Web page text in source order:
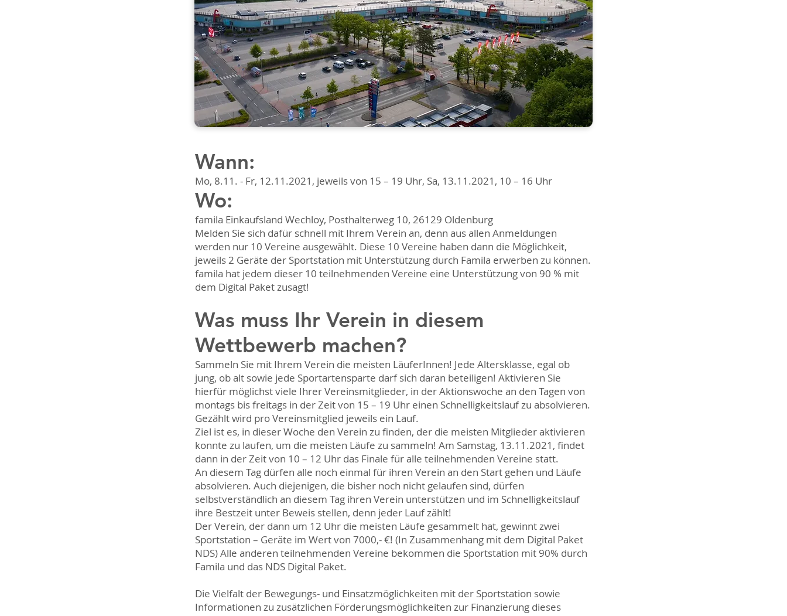
Wann:
Mo, 8.11. - Fr, 12.11.2021, jeweils von 15 – 19 Uhr, Sa, 13.11.2021, 10 – 16 Uhr
Wo:
famila Einkaufsland Wechloy, Posthalterweg 10, 26129 Oldenburg
Melden Sie sich dafür schnell mit Ihrem Verein an, denn aus allen Anmeldungen
werden nur 10 Vereine ausgewählt. Diese 10 Vereine haben dann die Möglichkeit,
jeweils 2 Geräte der Sportstation mit Unterstützung durch Famila erwerben zu können.
famila hat jedem dieser 10 teilnehmenden Vereine eine Unterstützung von 90 % mit
dem Digital Paket zusagt!
Was muss Ihr Verein in diesem
Wettbewerb machen?
Sammeln Sie mit Ihrem Verein die meisten LäuferInnen! Jede Altersklasse, egal ob
jung, ob alt sowie jede Sportartensparte darf sich daran beteiligen! Aktivieren Sie
hierfür möglichst viele Ihrer Vereinsmitglieder, in der Aktionswoche an den Tagen von
montags bis freitags in der Zeit von 15 – 19 Uhr einen Schnelligkeitslauf zu absolvieren.
Gezählt wird pro Vereinsmitglied jeweils ein Lauf.
Ziel ist es, in dieser Woche den Verein zu finden, der die meisten Mitglieder aktivieren
konnte zu laufen, um die meisten Läufe zu sammeln! Am Samstag, 13.11.2021, findet
dann in der Zeit von 10 – 12 Uhr das Finale für alle teilnehmenden Vereine statt.
An diesem Tag dürfen alle noch einmal für ihren Verein an den Start gehen und Läufe
absolvieren. Auch diejenigen, die bisher noch nicht gelaufen sind, dürfen
selbstverständlich an diesem Tag ihren Verein unterstützen und im Schnelligkeitslauf
ihre Bestzeit unter Beweis stellen, denn jeder Lauf zählt!
Der Verein, der dann um 12 Uhr die meisten Läufe gesammelt hat, gewinnt zwei
Sportstation – Geräte im Wert von 7000,- €! (In Zusammenhang mit dem Digital Paket
NDS) Alle anderen teilnehmenden Vereine bekommen die Sportstation mit 90% durch
Famila und das NDS Digital Paket.
Die Vielfalt der Bewegungs- und Einsatzmöglichkeiten mit der Sportstation sowie
Informationen zu zusätzlichen Förderungsmöglichkeiten zur Finanzierung dieses